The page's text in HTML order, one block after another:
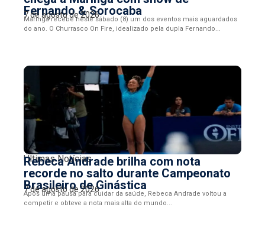
Fernando & Sorocaba
7 de agosto de 2026
Maringá recebe neste sábado (8) um dos eventos mais aguardados
do ano. O Churrasco On Fire, idealizado pela dupla Fernando...
Últimas Notícias
Rebeca Andrade brilha com nota
recorde no salto durante Campeonato
Brasileiro de Ginástica
7 de agosto de 2026
Após uma pausa para cuidar da saúde, Rebeca Andrade voltou a
competir e obteve a nota mais alta do mundo...